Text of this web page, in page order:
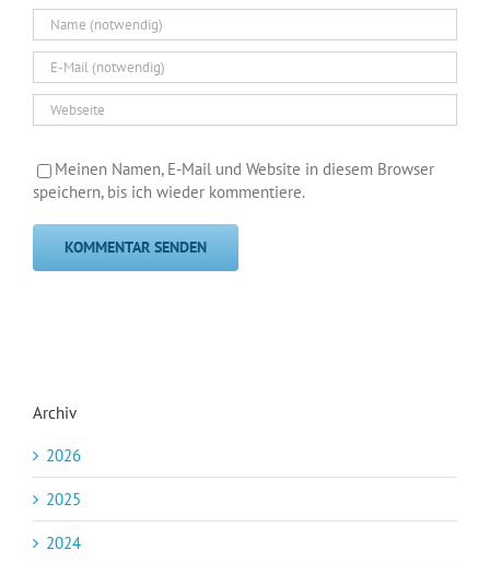
Meinen Namen, E-Mail und Website in diesem Browser
speichern, bis ich wieder kommentiere.
Archiv
2026
2025
2024